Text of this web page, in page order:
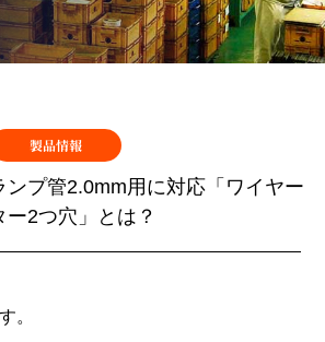
製品情報
プ管2.0mm用に対応「ワイヤー
2つ穴」とは？
。